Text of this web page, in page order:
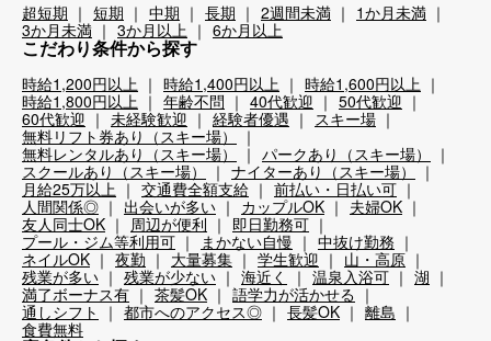
超短期 短期 中期 長期 2週間未満
1か月未満
3か月未満
3か月以上 6か月以上
こだわり条件から探す
時給1,200円以上 時給1,400円以上
時給1,600円以上
時給1,800円以上
年齢不問 40代歓迎
50代歓迎
60代歓迎
未経験歓迎 経験者優遇
スキー場
無料リフト券あり（スキー場）
無料レンタルあり（スキー場）
パークあり（スキー場）
スクールあり（スキー場）
ナイターあり（スキー場）
月給25万以上
交通費全額支給
前払い・日払い可
人間関係◎
出会いが多い カップルOK
夫婦OK
友人同士OK
周辺が便利
即日勤務可
プール・ジム等利用可
まかない自慢
中抜け勤務
ネイルOK
夜勤 大量募集 学生歓迎
山・高原
残業が多い
残業が少ない 海近く 温泉入浴可
湖
満了ボーナス有
茶髪OK
語学力が活かせる
通しシフト
都市へのアクセス◎ 長髪OK
離島
食費無料